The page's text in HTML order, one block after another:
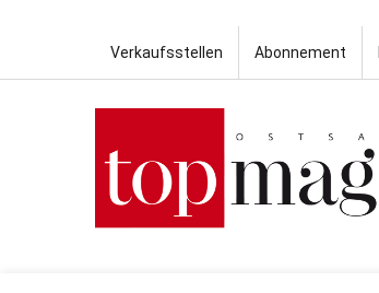
Verkaufsstellen Abonnement